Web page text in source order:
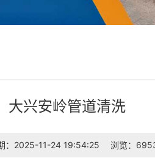
大兴安岭管道清洗
：2025-11-24 19:54:25 浏览：